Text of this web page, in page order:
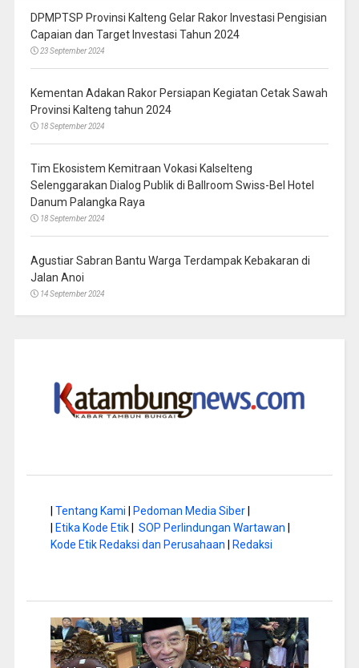
DPMPTSP Provinsi Kalteng Gelar Rakor Investasi Pengisian
Capaian dan Target Investasi Tahun 2024
23 September 2024
Kementan Adakan Rakor Persiapan Kegiatan Cetak Sawah
Provinsi Kalteng tahun 2024
18 September 2024
Tim Ekosistem Kemitraan Vokasi Kalselteng
Selenggarakan Dialog Publik di Ballroom Swiss-Bel Hotel
Danum Palangka Raya
18 September 2024
Agustiar Sabran Bantu Warga Terdampak Kebakaran di
Jalan Anoi
14 September 2024
Tentang Kami Pedoman Media Siber|
Etika Kode Etik| SOP Perlindungan Wartawan
Kode Etik Redaksi dan Perusahaan
Redaksi